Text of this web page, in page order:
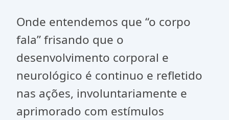
Onde entendemos que “o corpo
fala” frisando que o
desenvolvimento corporal e
neurológico é continuo e refletido
nas ações, involuntariamente e
aprimorado com estímulos